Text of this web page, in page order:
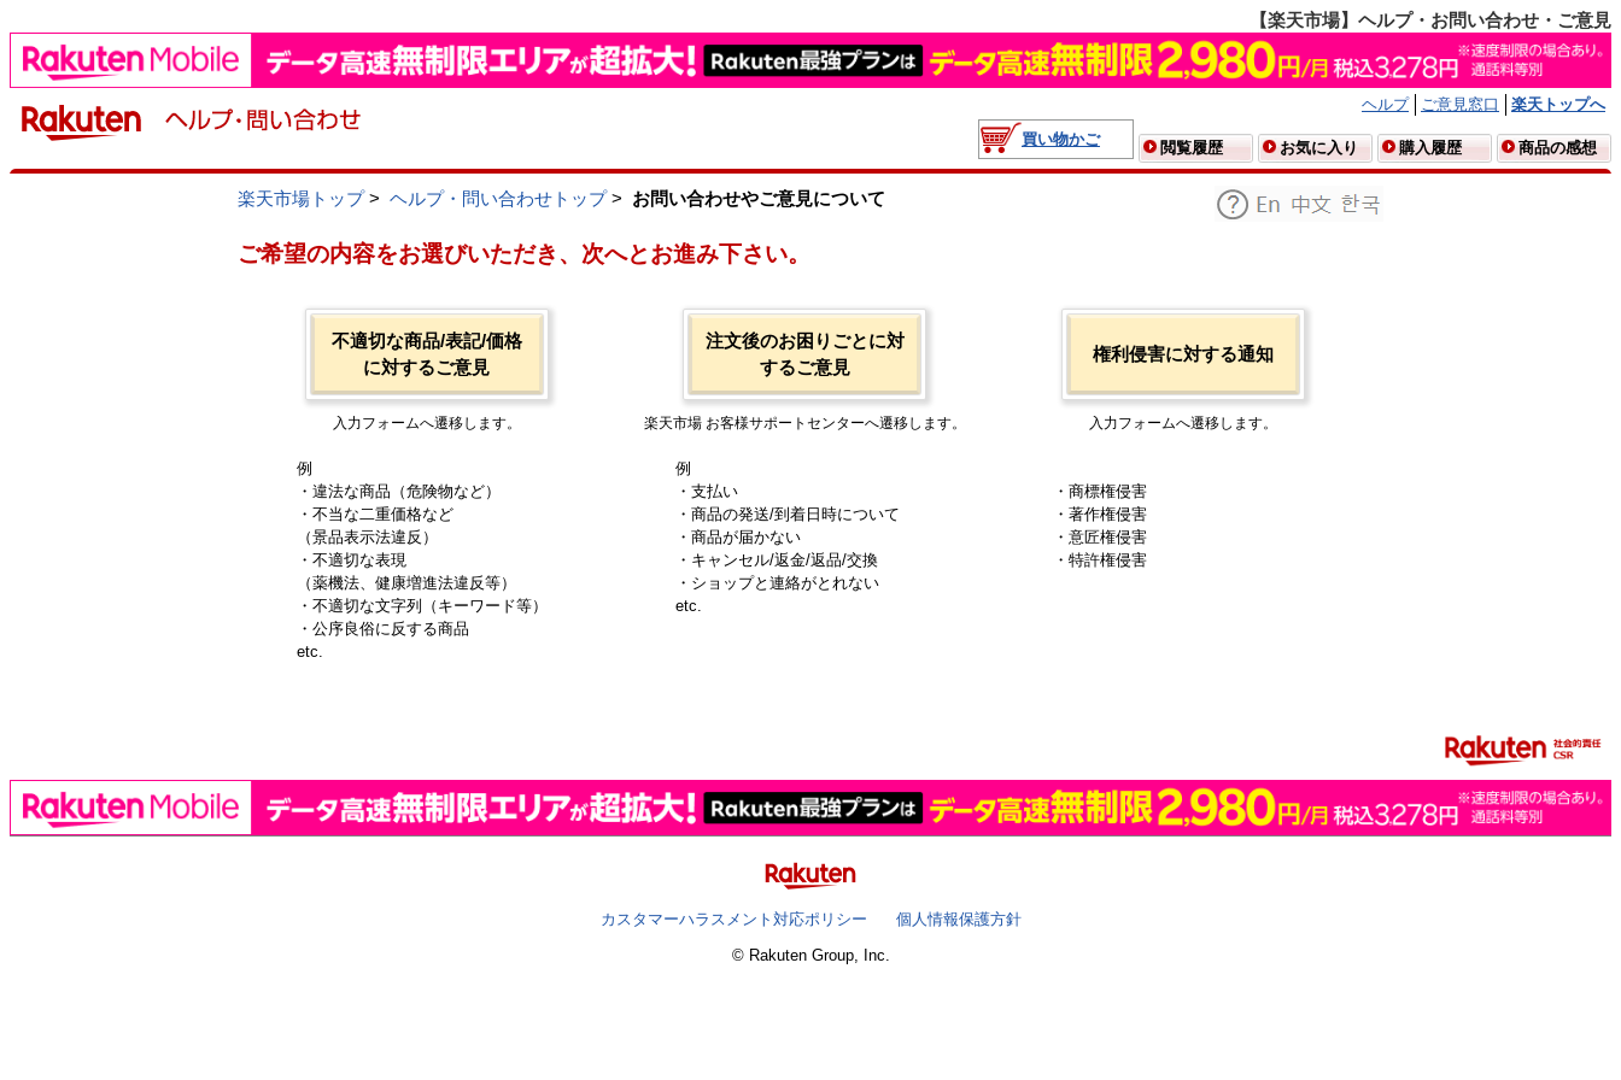
【楽天市場】ヘルプ・お問い合わせ・ご意見
ヘルプ ご意見窓口
楽天トップへ
買い物かご
閲覧履歴 お気に入り 購入履歴 商品の感想
楽天市場トップ> ヘルプ・問い合わせトップ> お問い合わせやご意見について
ご希望の内容をお選びいただき、次へとお進み下さい。
不適切な商品/表記/価格
に対するご意見
入力フォームへ遷移します。
例
・違法な商品（危険物など）
・不当な二重価格など
（景品表示法違反）
・不適切な表現
（薬機法、健康増進法違反等）
・不適切な文字列（キーワード等）
・公序良俗に反する商品
etc.
注文後のお困りごとに対
するご意見
楽天市場 お客様サポートセンターへ遷移します。
例
・支払い
・商品の発送/到着日時について
・商品が届かない
・キャンセル/返金/返品/交換
・ショップと連絡がとれない
etc.
権利侵害に対する通知
入力フォームへ遷移します。
・商標権侵害
・著作権侵害
・意匠権侵害
・特許権侵害
カスタマーハラスメント対応ポリシー
個人情報保護方針
© Rakuten Group, Inc.